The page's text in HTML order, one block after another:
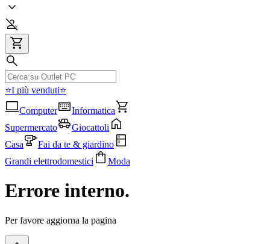
⭐I più venduti⭐
Computer
Informatica
Supermercato
Giocattoli
Casa
Fai da te & giardino
Grandi elettrodomestici
Moda
Errore interno.
Per favore aggiorna la pagina